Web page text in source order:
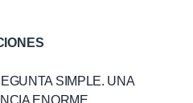
SIMPLE. UNA
ENORME.